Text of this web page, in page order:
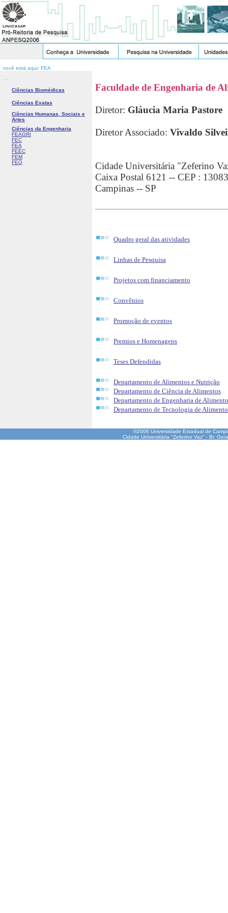
você está aqui: FEA
...
Ciências Biomédicas
Ciências Exatas
Ciências Humanas, Sociais e
Artes
Ciências da Engenharia
FEAGRI
FEC
FEA
FEEC
FEM
FEQ
Faculdade de Engenharia de
Diretor: Gláucia Maria Pastore
Diretor Associado: Vivaldo
Cidade Universitária "Zeferino
Caixa Postal 6121 -- CEP :
Campinas -- SP
Quadro geral das atividades
Linhas de Pesquisa
Projetos com financiamento
Convênios
Promoção de eventos
Premios e Homenagens
Teses Defendidas
Departamento de Alimentos e Nutrição
Departamento de Ciência de Alimentos
Departamento de Engenharia de
Departamento de Tecnologia de
©2006 Universidade Estadual de
Cidade Universitária "Zeferino Vaz" - Br.